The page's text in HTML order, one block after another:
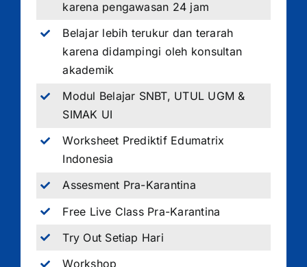
karena pengawasan 24 jam
Belajar lebih terukur dan terarah
karena didampingi oleh konsultan
akademik
Modul Belajar SNBT, UTUL UGM &
SIMAK UI
Worksheet Prediktif Edumatrix
Indonesia
Assesment Pra-Karantina
Free Live Class Pra-Karantina
Try Out Setiap Hari
Workshop